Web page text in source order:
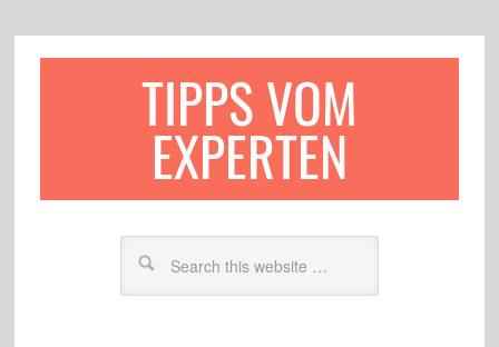
TIPPS VOM
EXPERTEN